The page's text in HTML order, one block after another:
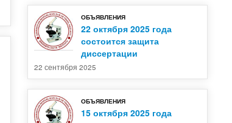
ОБЪЯВЛЕНИЯ
22 октября 2025 года
состоится защита
диссертации
22 сентября 2025
ОБЪЯВЛЕНИЯ
15 октября 2025 года